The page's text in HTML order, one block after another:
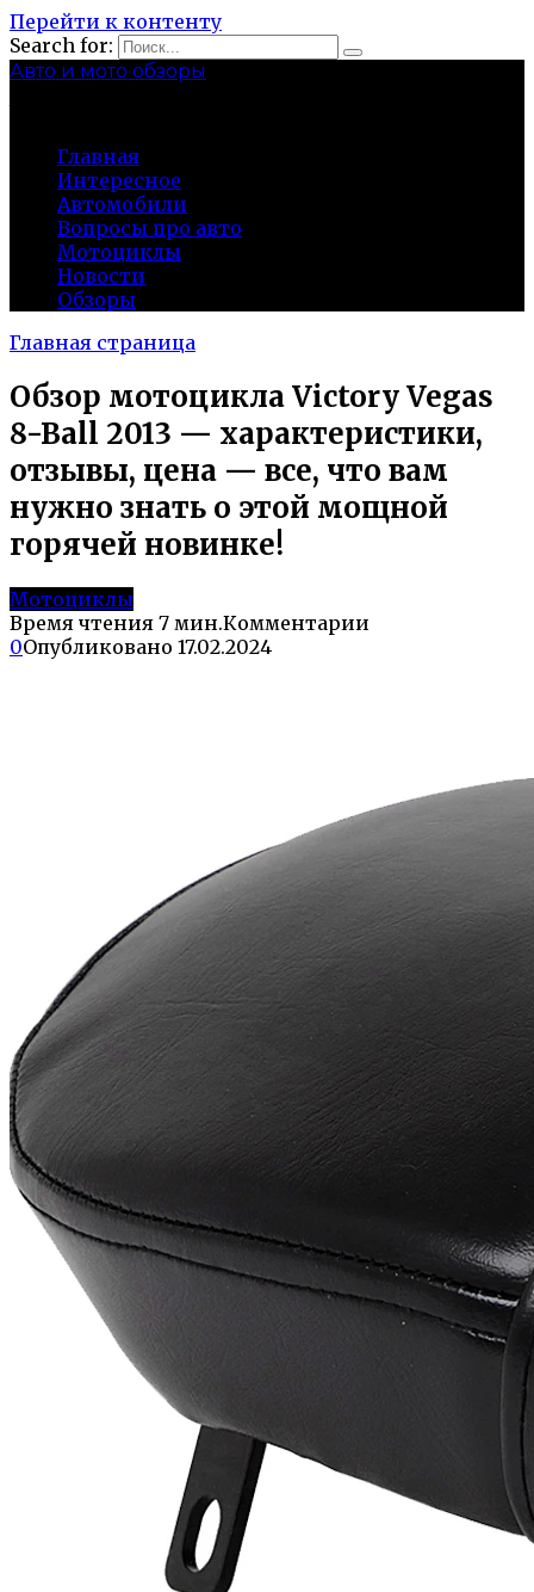
Перейти к контенту
Search for:
Авто и мото обзоры
Главная
Интересное
Автомобили
Вопросы про авто
Мотоциклы
Новости
Обзоры
Главная страница
Обзор мотоцикла Victory Vegas
8-Ball 2013 — характеристики,
отзывы, цена — все, что вам
нужно знать о этой мощной
горячей новинке!
Мотоциклы
Время чтения 7 мин.Комментарии
0Опубликовано 17.02.2024